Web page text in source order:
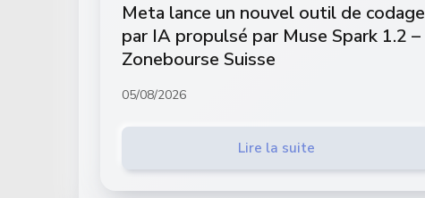
Meta lance un nouvel outil de codage
par IA propulsé par Muse Spark 1.2 –
Zonebourse Suisse
05/08/2026
Lire la suite